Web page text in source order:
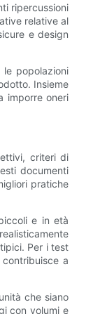
ripercussioni
relative al
e design
popolazioni
Insieme
imporre oneri
criteri di
documenti
pratiche
e in età
Per i test
a
che siano
con volumi e